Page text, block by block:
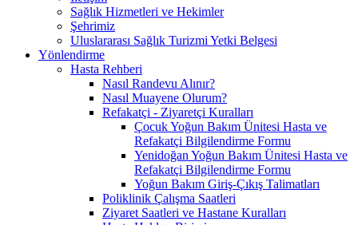
Sağlık Hizmetleri ve Hekimler
Şehrimiz
Uluslararası Sağlık Turizmi Yetki Belgesi
Yönlendirme
Hasta Rehberi
Nasıl Randevu Alınır?
Nasıl Muayene Olurum?
Refakatçi - Ziyaretçi Kuralları
Çocuk Yoğun Bakım Ünitesi Hasta ve
Refakatçi Bilgilendirme Formu
Yenidoğan Yoğun Bakım Ünitesi Hasta ve
Refakatçi Bilgilendirme Formu
Yoğun Bakım Giriş-Çıkış Talimatları
Poliklinik Çalışma Saatleri
Ziyaret Saatleri ve Hastane Kuralları